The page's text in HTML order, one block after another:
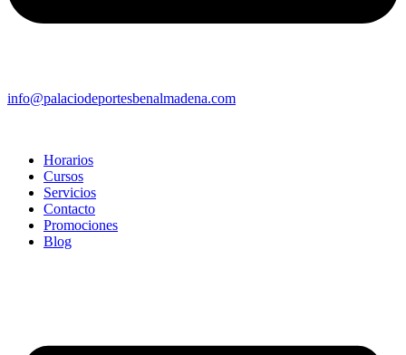
info@palaciodeportesbenalmadena.com
Horarios
Cursos
Servicios
Contacto
Promociones
Blog